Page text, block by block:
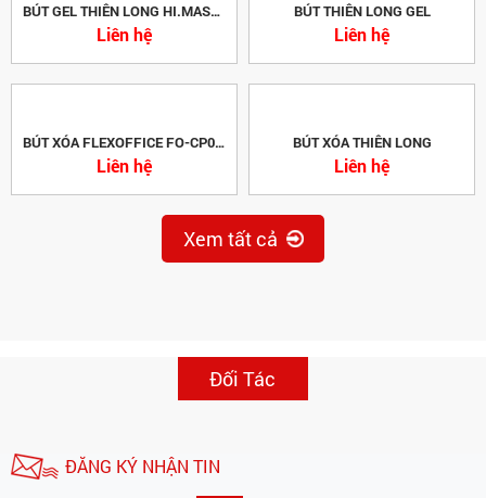
BÚT GEL THIÊN LONG HI.MASTER
Liên hệ
BÚT THIÊN LONG GEL
Liên hệ
BÚT XÓA FLEXOFFICE FO-CP01 PLUS
Liên hệ
BÚT XÓA THIÊN LONG
Liên hệ
Xem tất cả
Đối Tác
ĐĂNG KÝ NHẬN TIN